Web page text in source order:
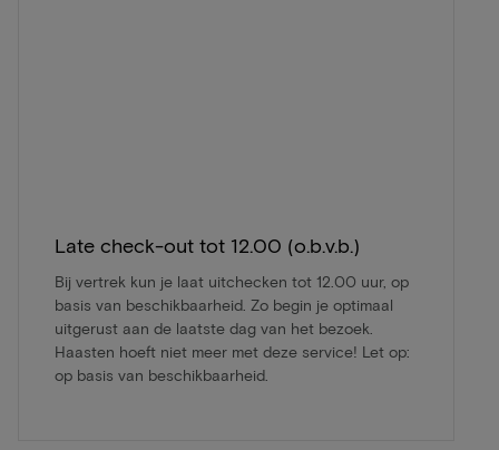
Late check-out tot 12.00 (o.b.v.b.)
Bij vertrek kun je laat uitchecken tot 12.00 uur, op
basis van beschikbaarheid. Zo begin je optimaal
uitgerust aan de laatste dag van het bezoek.
Haasten hoeft niet meer met deze service! Let op:
op basis van beschikbaarheid.